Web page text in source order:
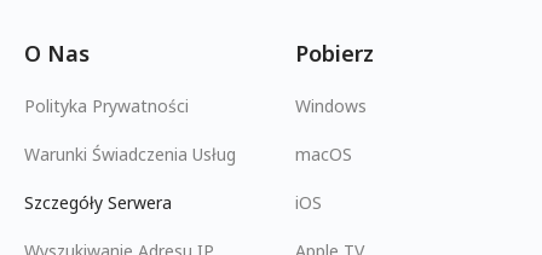
O Nas
Polityka Prywatności
Warunki Świadczenia Usług
Szczegóły Serwera
Pobierz
Windows
macOS
iOS